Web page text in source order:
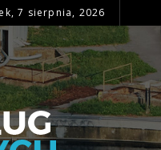
7 sierpnia, 2026